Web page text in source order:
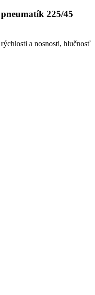
225/45
a nosnosti, hlučnosť